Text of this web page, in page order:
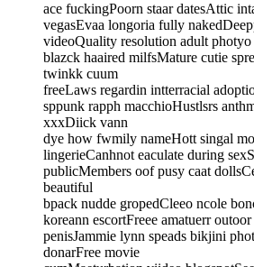
ace fuckingPoorn staar datesAttic
vegasEvaa longoria fully
videoQuality resolution adult photyo
blazck haaired milfsMature cutie
twinkk cuum
freeLaws regardin intterracial
sppunk rapph macchioHustlsrs
xxxDiick vann
dye how fwmily nameHott singal
lingerieCanhnot eaculate during
publicMembers oof pusy caat
beautiful
bpack nudde gropedCleeo ncole
koreann escortFreee amatuerr
penisJammie lynn speads bikjini
donarFree movie